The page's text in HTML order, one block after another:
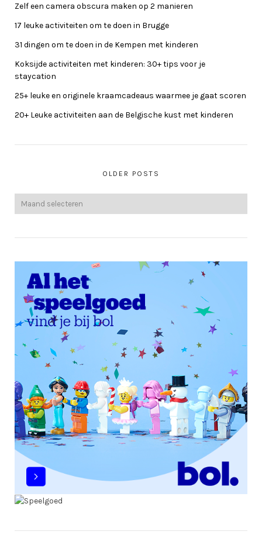
Zelf een camera obscura maken op 2 manieren
17 leuke activiteiten om te doen in Brugge
31 dingen om te doen in de Kempen met kinderen
Koksijde activiteiten met kinderen: 30+ tips voor je
staycation
25+ leuke en originele kraamcadeaus waarmee je gaat scoren
20+ Leuke activiteiten aan de Belgische kust met kinderen
OLDER POSTS